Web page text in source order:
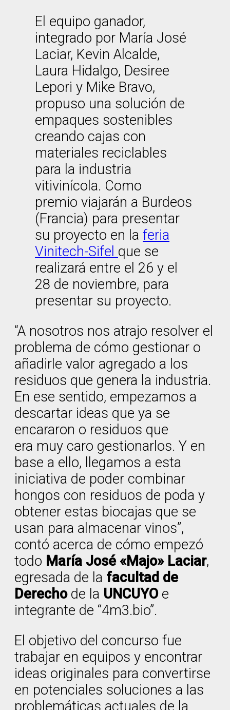
El equipo ganador,
integrado por María José
Laciar, Kevin Alcalde,
Laura Hidalgo, Desiree
Lepori y Mike Bravo,
propuso una solución de
empaques sostenibles
creando cajas con
materiales reciclables
para la industria
vitivinícola. Como
premio viajarán a Burdeos
(Francia) para presentar
su proyecto en la feria
Vinitech-Sifel que se
realizará entre el 26 y el
28 de noviembre, para
presentar su proyecto.
“A nosotros nos atrajo resolver el
problema de cómo gestionar o
añadirle valor agregado a los
residuos que genera la industria.
En ese sentido, empezamos a
descartar ideas que ya se
encararon o residuos que
era muy caro gestionarlos. Y en
base a ello, llegamos a esta
iniciativa de poder combinar
hongos con residuos de poda y
obtener estas biocajas que se
usan para almacenar vinos”,
contó acerca de cómo empezó
todo María José «Majo» Laciar,
egresada de la facultad de
Derechode la UNCUYOe
integrante de “4m3.bio”.
El objetivo del concurso fue
trabajar en equipos y encontrar
ideas originales para convertirse
en potenciales soluciones a las
problemáticas actuales de la